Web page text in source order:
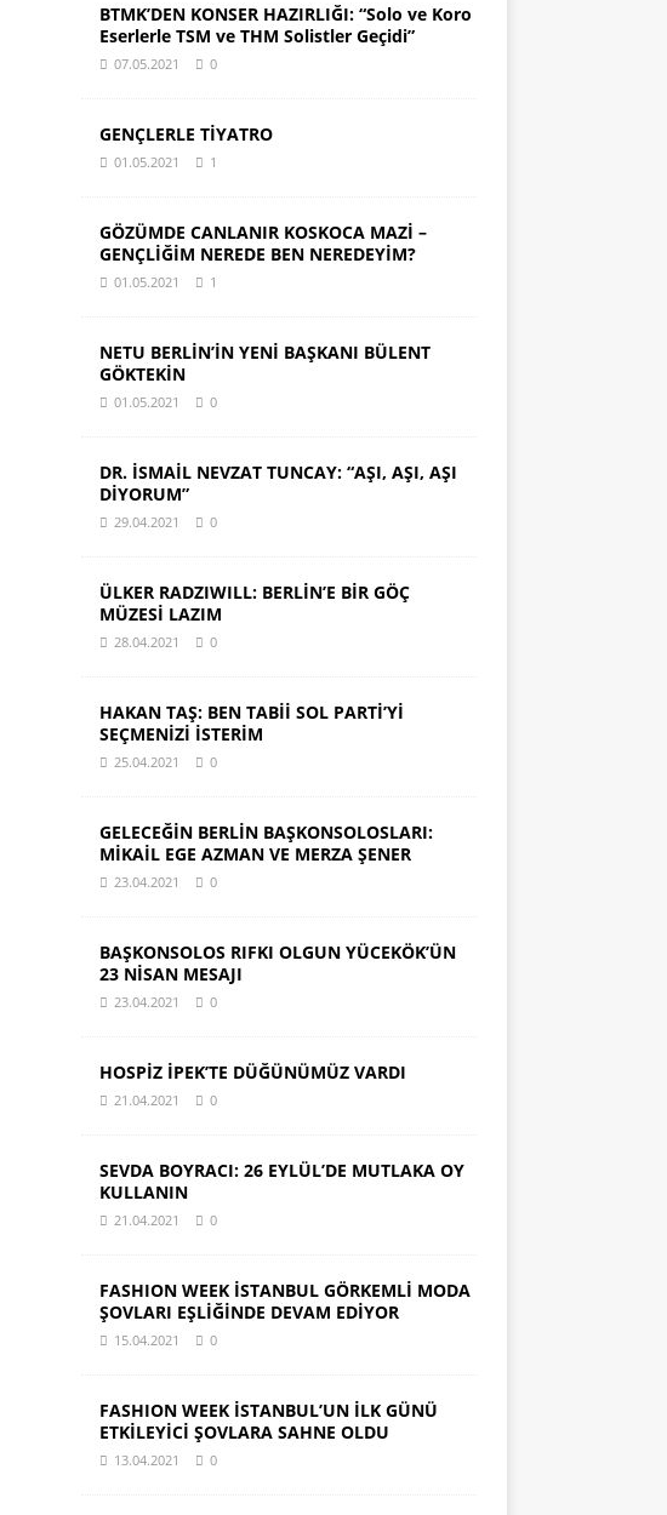
BTMK’DEN KONSER HAZIRLIĞI: “Solo ve Koro
Eserlerle TSM ve THM Solistler Geçidi”
07.05.2021 0
GENÇLERLE TİYATRO
01.05.2021 1
GÖZÜMDE CANLANIR KOSKOCA MAZİ –
GENÇLİĞİM NEREDE BEN NEREDEYİM?
01.05.2021 1
NETU BERLİN’İN YENİ BAŞKANI BÜLENT
GÖKTEKİN
01.05.2021 0
DR. İSMAİL NEVZAT TUNCAY: “AŞI, AŞI, AŞI
DİYORUM”
29.04.2021 0
ÜLKER RADZIWILL: BERLİN’E BİR GÖÇ
MÜZESİ LAZIM
28.04.2021 0
HAKAN TAŞ: BEN TABİİ SOL PARTİ’Yİ
SEÇMENİZİ İSTERİM
25.04.2021 0
GELECEĞİN BERLİN BAŞKONSOLOSLARI:
MİKAİL EGE AZMAN VE MERZA ŞENER
23.04.2021 0
BAŞKONSOLOS RIFKI OLGUN YÜCEKÖK’ÜN
23 NİSAN MESAJI
23.04.2021 0
HOSPİZ İPEK’TE DÜĞÜNÜMÜZ VARDI
21.04.2021 0
SEVDA BOYRACI: 26 EYLÜL’DE MUTLAKA OY
KULLANIN
21.04.2021 0
FASHION WEEK İSTANBUL GÖRKEMLİ MODA
ŞOVLARI EŞLİĞİNDE DEVAM EDİYOR
15.04.2021 0
FASHION WEEK İSTANBUL’UN İLK GÜNÜ
ETKİLEYİCİ ŞOVLARA SAHNE OLDU
13.04.2021 0